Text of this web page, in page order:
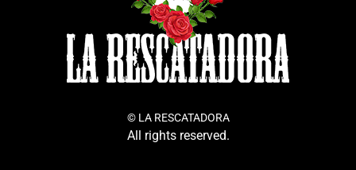
© LA RESCATADORA
All rights reserved.